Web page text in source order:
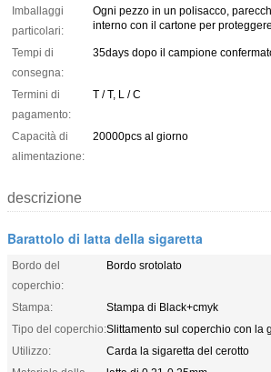
Imballaggi
particolari:
Ogni pezzo in un polisacco,
interno con il cartone per
Tempi di
consegna:
35days dopo il campione
Termini di
pagamento:
T / T, L / C
Capacità di
alimentazione:
20000pcs al giorno
descrizione
Barattolo di latta della sigaretta
Bordo del
coperchio:
Bordo srotolato
Stampa:
Stampa di Black+cmyk
Tipo del coperchio:Slittamento sul coperchio con la
Utilizzo:
Carda la sigaretta del cerotto